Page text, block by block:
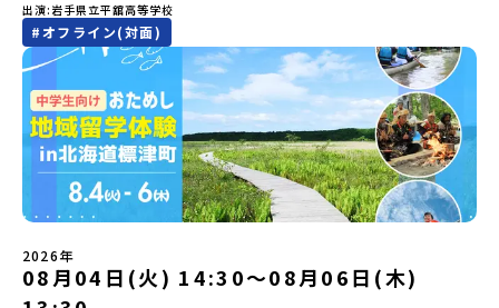
悠所在地：〒690-0842 島根県松江市東本町二丁目25-6 みらい
BASE2階 その他所在地公式HP：http://c-platform.or.jp/お問い
合わせ先担当：小川・小原E-mail：info@miratabi.jp「おためし
地域留学体験」のプログラム開催情報を公式LINEにて配信中！ぜひ
ご登録ください♪地域みらい留学公式LINE
そんな保護者様の不安や、中学生のみなさんの素朴な疑問にスタッ
フが直接お答えします。チャットでの質問も可能ですので、ぜひご
自宅からリラックスしてご参加ください。▼お申し込み前に必ずご
確認ください・参加規約への同意プログラムへの参加申し込みいた
だく前に、「お申し込みに関する各規約」への同意が必須となりま
す。ご確認ください。・抽選による参加者決定についてお申込みい
ただいた方の中から抽選の上、締め切り日から1週間を目途に、お申
し込み時に記入いただいたメールアドレス宛に「当選／落選メー
ル」をお送りいたします。当選者は、メールに記載された「当選確
認フォーム」に３日以内に回答いただき、確認フォームの提出をも
にご回答いただけない場合は、当選を取り消しとさせていただきま
す。当選取り消しがあった場合は、繰り上げ当選者へご連絡させて
いただきます。登録メールアドレスの変更をご希望の場合は下記の
13：00 とかち帯広空港※13：00までにとかち帯広空港に到着する
便で手配ください。【解散場所・時間】7月30日(木) 15：00頃 とか
ち帯広空港※16：00以降にとかち帯広空港を出発する便で手配くだ
さい。【対象】中学2年生、中学3年生【宿泊先】大樹町ワーキング
ステイ住宅※1室に複数(同性2～4名程度)で宿泊いただく予定です。
【旅行代金】無料※旅行代金に含まれる費用のうち、以下の内容が
無料となります：・宿泊費（2泊分）・プログラム内のアクティビテ
ィ・体験費用・一部の食事代*以下の費用は参加者のご負担となりま
す・集合場所までの往復交通費・お土産代や自由時間の個人飲食費
などの個人的費用【募集人数】最大10名（お申し込み多数の場合は
抽選の上決定）【参加者決定】お申し込み多数の場合は、締め切り
間】申込期間が延長になりました！5月7日(木)12：00 から 6月4日
(木) 12：00まで疑問も不安もワクワクに変える！「おためし地域留
学」ステップアップ説明会プログラムの内容を詳しく知りたい方
験プログラム内容（予定）＜1日目＞（PM）「オリエンテーショ
ン・自己紹介ワーク」「みんなで海遊び！」 -心をほぐして、出水
に飛び込む！海を満喫しよう！「みんなで夕食」「1日目の振り返り
会」＜2日目＞（AM）「出水工業高校のオープンスクールに参
加」 -高校見学 -授業体験（PM）「学校のことを深く知る・もの
づくりにチャレンジ！」 -各学科を実際に体験する -ものづくり
にチャレンジ -竹灯籠づくりを創って灯りをともす「みんなで
BBQ」「2日目の振り返り会」＜3日目＞（AM）「3日間の振り返り
ワーク」 -みんなで振り返り対話（PM） 13:00頃 解散（出水駅）
※天候の状況や参加人数によってプログラムを変更する場合がござ
（月）〜 8月5日（水）※参加が確定した方には7月7日(火) 18:30-
20:00に「参加者向け事前オンライン会」をご案内する予定です。必
ず参加をお願いします。【集合場所・時間】出水駅 8月3日(月)
にぜひ一歩踏み出してみませんか？※都合により締め切りを早める
場合がございます。お早目にご応募ください！＜体験費・宿泊費が
無料＞緑があふれる大自然の町へ！世界でここでしかできない「自
然×アートの融合体験」や「自然クラフト」を楽しんでみません
か？「大自然や文化体験が好き！興味がある！」「その地域にしか
ない郷土料理を味わってみたい！」「地元以外の暮らしや文化が気
になる。いつか留学してみたい！」そんな中学生のみなさんにおす
すめ！「おためし地域留学体験」は、日本全国約200の高校と連携し
ながら地域の枠を超えて学校生活を送ることができる「地域みらい
留学」をプチ体験できるプログラムです。はじめてでも安心！現地
ではスタッフがしっかりとサポートいたします。今回のフィールド
は「岩手県八幡平市（はちまんたいし）」岩手県八幡平市（はちま
んたいし）は北西部にあり、秋田県との県境にある自然豊かな町で
す。町の約83％は「森林」！標高1,000mを超える山岳地帯や高原
出演 岩手県立平舘高等学校
#オフライン(対面)
2026年
08月04日(火) 14:30〜08月06日(木)